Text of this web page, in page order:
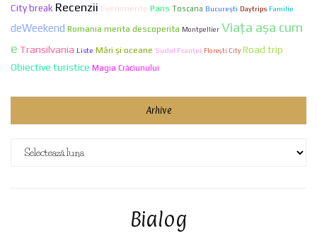
City break Recenzii Evenimente Paris Toscana Bucureşti Daytrips Familie
deWeekend Romania merita descoperita Montpellier Viaţa aşa cum
e Transilvania Liste Mări și oceane Sudul Franței Florești City Road trip
Obiective turistice Magia Crăciunului
Arhive
Bialog